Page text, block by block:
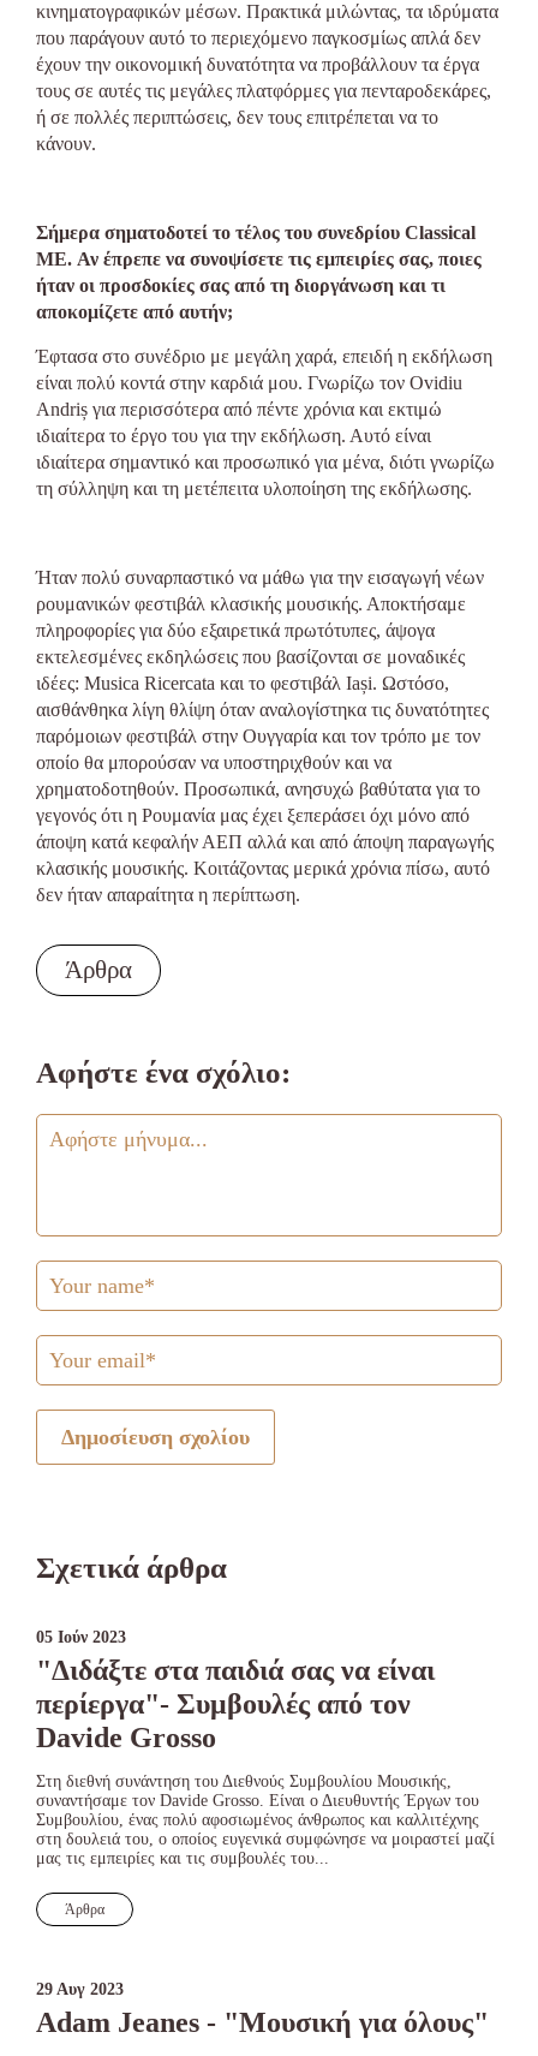
κινηματογραφικών μέσων. Πρακτικά μιλώντας, τα ιδρύματα
που παράγουν αυτό το περιεχόμενο παγκοσμίως απλά δεν
έχουν την οικονομική δυνατότητα να προβάλλουν τα έργα
τους σε αυτές τις μεγάλες πλατφόρμες για πενταροδεκάρες,
ή σε πολλές περιπτώσεις, δεν τους επιτρέπεται να το
κάνουν.
Σήμερα σηματοδοτεί το τέλος του συνεδρίου Classical
ME. Αν έπρεπε να συνοψίσετε τις εμπειρίες σας, ποιες
ήταν οι προσδοκίες σας από τη διοργάνωση και τι
αποκομίζετε από αυτήν;
Έφτασα στο συνέδριο με μεγάλη χαρά, επειδή η εκδήλωση
είναι πολύ κοντά στην καρδιά μου. Γνωρίζω τον Ovidiu
Andriș για περισσότερα από πέντε χρόνια και εκτιμώ
ιδιαίτερα το έργο του για την εκδήλωση. Αυτό είναι
ιδιαίτερα σημαντικό και προσωπικό για μένα, διότι γνωρίζω
τη σύλληψη και τη μετέπειτα υλοποίηση της εκδήλωσης.
Ήταν πολύ συναρπαστικό να μάθω για την εισαγωγή νέων
ρουμανικών φεστιβάλ κλασικής μουσικής. Αποκτήσαμε
πληροφορίες για δύο εξαιρετικά πρωτότυπες, άψογα
εκτελεσμένες εκδηλώσεις που βασίζονται σε μοναδικές
ιδέες: Musica Ricercata και το φεστιβάλ Iași. Ωστόσο,
αισθάνθηκα λίγη θλίψη όταν αναλογίστηκα τις δυνατότητες
παρόμοιων φεστιβάλ στην Ουγγαρία και τον τρόπο με τον
οποίο θα μπορούσαν να υποστηριχθούν και να
χρηματοδοτηθούν. Προσωπικά, ανησυχώ βαθύτατα για το
γεγονός ότι η Ρουμανία μας έχει ξεπεράσει όχι μόνο από
άποψη κατά κεφαλήν ΑΕΠ αλλά και από άποψη παραγωγής
κλασικής μουσικής. Κοιτάζοντας μερικά χρόνια πίσω, αυτό
δεν ήταν απαραίτητα η περίπτωση.
Άρθρα
Αφήστε ένα σχόλιο:
Δημοσίευση σχολίου
Σχετικά άρθρα
05 Ιούν 2023
"Διδάξτε στα παιδιά σας να είναι
περίεργα"- Συμβουλές από τον
Davide Grosso
Στη διεθνή συνάντηση του Διεθνούς Συμβουλίου Μουσικής,
συναντήσαμε τον Davide Grosso. Είναι ο Διευθυντής Έργων του
Συμβουλίου, ένας πολύ αφοσιωμένος άνθρωπος και καλλιτέχνης
στη δουλειά του, ο οποίος ευγενικά συμφώνησε να μοιραστεί μαζί
μας τις εμπειρίες και τις συμβουλές του...
Άρθρα
29 Αυγ 2023
Adam Jeanes - "Μουσική για όλους"